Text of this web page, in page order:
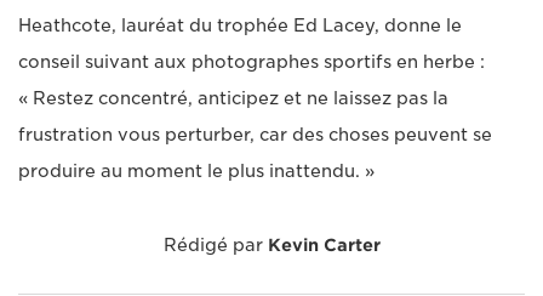
Heathcote, lauréat du trophée Ed Lacey, donne le
conseil suivant aux photographes sportifs en herbe :
« Restez concentré, anticipez et ne laissez pas la
frustration vous perturber, car des choses peuvent se
produire au moment le plus inattendu. »
Rédigé par Kevin Carter